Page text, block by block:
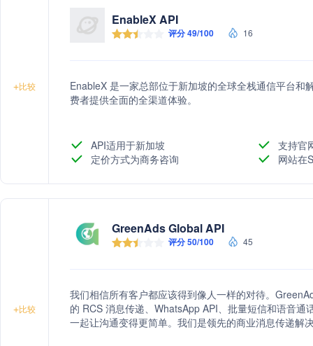
+比较
EnableX API
评分 49/100 16
EnableX 是一家总部位于新加坡的全球全栈通信平台和
费者提供全面的全渠道体验。
API适用于新加坡
支持官
定价方式为商务咨询
网站在
+比较
GreenAds Global API
评分 50/100 45
我们相信所有客户都应该得到像人一样的对待。
的 RCS 消息传递、WhatsApp API、批量短信和语音
一起让沟通变得更简单。我们是领先的商业消息传递解